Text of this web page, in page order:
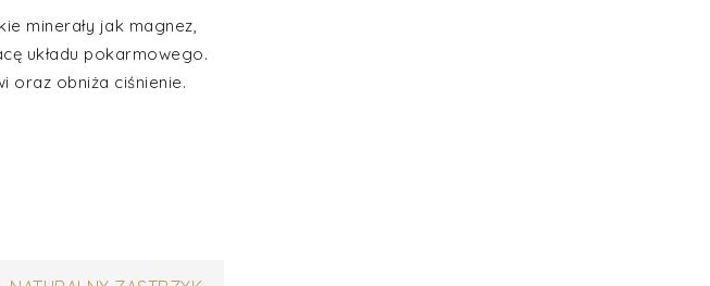
minerały jak magnez,
układu pokarmowego.
oraz obniża ciśnienie.